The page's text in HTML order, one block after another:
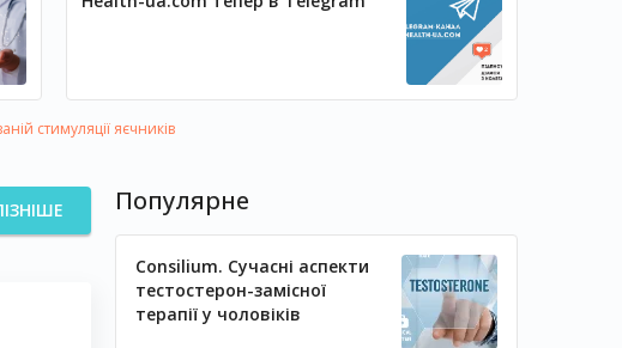
стимуляції яєчників
Популярне
Consilium. Сучасні аспекти
тестостерон-замісної
терапії у чоловіків